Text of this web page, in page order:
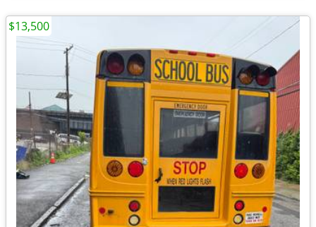
$13,500